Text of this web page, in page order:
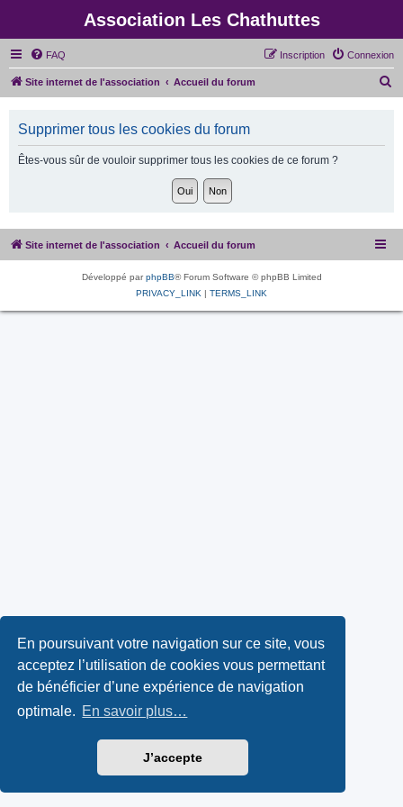
En poursuivant votre navigation sur ce site, vous
acceptez l’utilisation de cookies vous permettant
de bénéficier d’une expérience de navigation
optimale. En savoir plus…
J’accepte
Association Les Chathuttes
FAQ Connexion
Inscription
Site internet de l'association Accueil du forum
h
Supprimer tous les cookies du forum
Êtes-vous sûr de vouloir supprimer tous les cookies de ce forum ?
Site internet de l'association Accueil du forum
Développé parphpBB® Forum Software © phpBB Limited
PRIVACY_LINK | TERMS_LINK